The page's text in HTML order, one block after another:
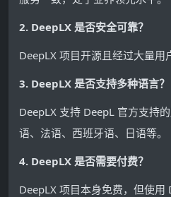
2. DeepLX 是否安全可靠？
DeepLX 项目开源且经过大量用
3. DeepLX 是否支持多种语言？
DeepLX 支持 DeepL 官方支持
语、法语、西班牙语、日语等。
4. DeepLX 是否需要付费？
DeepLX 项目本身免费，但使